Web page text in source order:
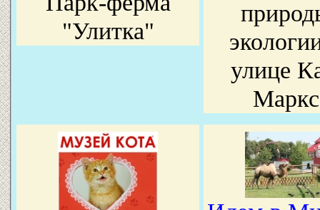
"Улитка"
улице